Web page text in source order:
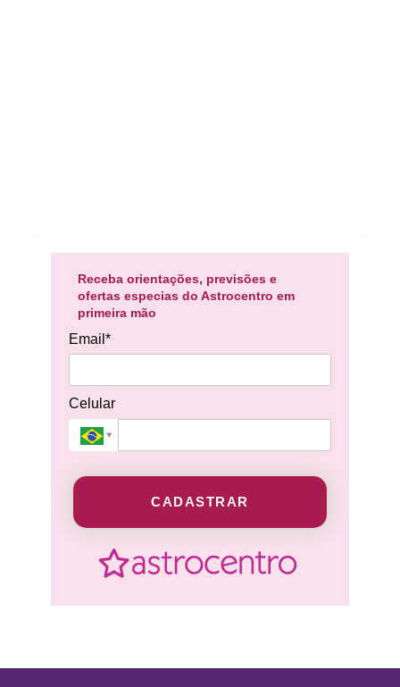
Receba orientações, previsões e
ofertas especias do Astrocentro em
primeira mão
Email*
Celular
CADASTRAR